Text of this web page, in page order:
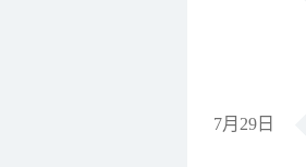
7月29日